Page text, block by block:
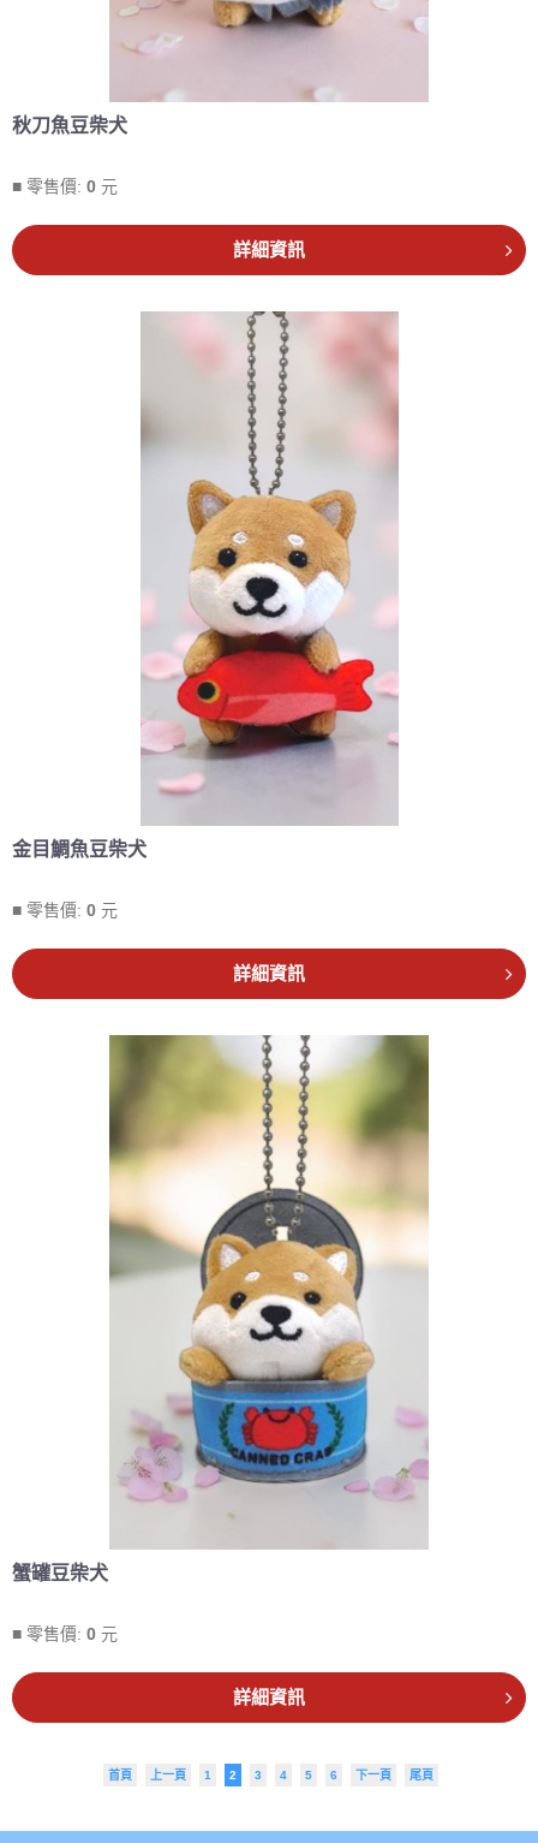
秋刀魚豆柴犬
■ 零售價: 0 元
詳細資訊
金目鯛魚豆柴犬
■ 零售價: 0 元
詳細資訊
蟹罐豆柴犬
■ 零售價: 0 元
詳細資訊
首頁 上一頁 1 2 3 4 5 6 下一頁 尾頁